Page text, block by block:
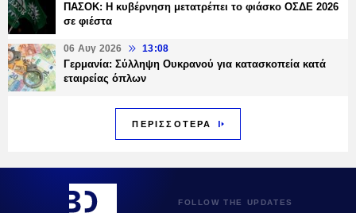
ΠΑΣΟΚ: Η κυβέρνηση μετατρέπει το φιάσκο ΟΣΔΕ 2026
σε φιέστα
06 Αυγ 2026 13:08
Γερμανία: Σύλληψη Ουκρανού για κατασκοπεία κατά
εταιρείας όπλων
ΠΕΡΙΣΣΟΤΕΡΑ
FOLLOW THE UPDATES